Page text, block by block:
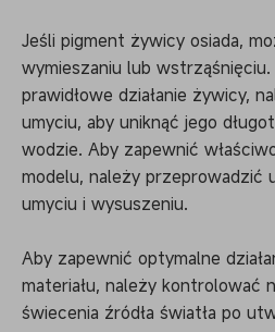
Jeśli pigment żywicy osiada,
wymieszaniu lub
prawidłowe działanie żywicy,
umyciu, aby uniknąć jego
wodzie. Aby zapewnić
modelu, należy przeprowadzić
umyciu i wysuszeniu.
Aby zapewnić optymalne
materiału, należy kontrolować
świecenia źródła światła po